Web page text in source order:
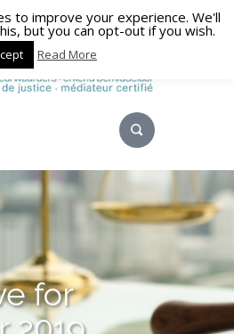
for
to improve your experience. We'll
but you can opt-out if you wish.
Read More